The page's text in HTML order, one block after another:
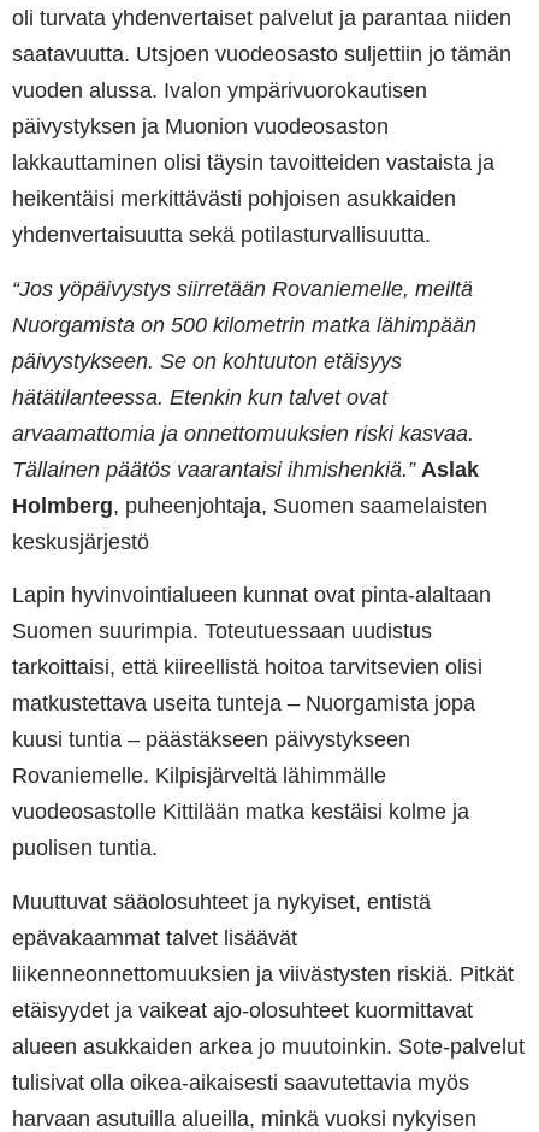
oli turvata yhdenvertaiset palvelut ja parantaa niiden
saatavuutta. Utsjoen vuodeosasto suljettiin jo tämän
vuoden alussa. Ivalon ympärivuorokautisen
päivystyksen ja Muonion vuodeosaston
lakkauttaminen olisi täysin tavoitteiden vastaista ja
heikentäisi merkittävästi pohjoisen asukkaiden
yhdenvertaisuutta sekä potilasturvallisuutta.
“Jos yöpäivystys siirretään Rovaniemelle, meiltä
Nuorgamista on 500 kilometrin matka lähimpään
päivystykseen. Se on kohtuuton etäisyys
hätätilanteessa. Etenkin kun talvet ovat
arvaamattomia ja onnettomuuksien riski kasvaa.
Tällainen päätös vaarantaisi ihmishenkiä.” Aslak
Holmberg, puheenjohtaja, Suomen saamelaisten
keskusjärjestö
Lapin hyvinvointialueen kunnat ovat pinta-alaltaan
Suomen suurimpia. Toteutuessaan uudistus
tarkoittaisi, että kiireellistä hoitoa tarvitsevien olisi
matkustettava useita tunteja – Nuorgamista jopa
kuusi tuntia – päästäkseen päivystykseen
Rovaniemelle. Kilpisjärveltä lähimmälle
vuodeosastolle Kittilään matka kestäisi kolme ja
puolisen tuntia.
Muuttuvat sääolosuhteet ja nykyiset, entistä
epävakaammat talvet lisäävät
liikenneonnettomuuksien ja viivästysten riskiä. Pitkät
etäisyydet ja vaikeat ajo-olosuhteet kuormittavat
alueen asukkaiden arkea jo muutoinkin. Sote-palvelut
tulisivat olla oikea-aikaisesti saavutettavia myös
harvaan asutuilla alueilla, minkä vuoksi nykyisen